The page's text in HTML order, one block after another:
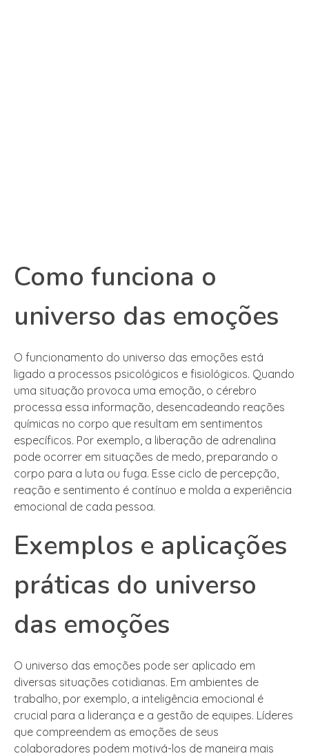
Como funciona o
universo das emoções
O funcionamento do universo das emoções está
ligado a processos psicológicos e fisiológicos. Quando
uma situação provoca uma emoção, o cérebro
processa essa informação, desencadeando reações
químicas no corpo que resultam em sentimentos
específicos. Por exemplo, a liberação de adrenalina
pode ocorrer em situações de medo, preparando o
corpo para a luta ou fuga. Esse ciclo de percepção,
reação e sentimento é contínuo e molda a experiência
emocional de cada pessoa.
Exemplos e aplicações
práticas do universo
das emoções
O universo das emoções pode ser aplicado em
diversas situações cotidianas. Em ambientes de
trabalho, por exemplo, a inteligência emocional é
crucial para a liderança e a gestão de equipes. Líderes
que compreendem as emoções de seus
colaboradores podem motivá-los de maneira mais